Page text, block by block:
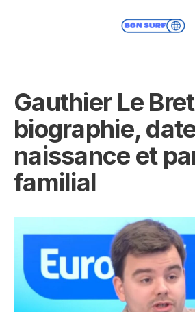
Gauthier Le
biographie,
naissance et
familial